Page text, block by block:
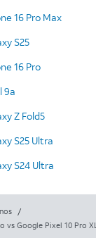
16 Pro Max
S25
16 Pro
9a
Z Fold5
S25 Ultra
S24 Ultra
/
vs Google Pixel 10 Pro XL